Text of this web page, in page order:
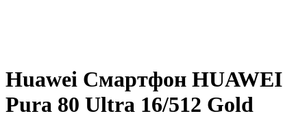
Huawei Смартфон HUAWEI
Pura 80 Ultra 16/512 Gold